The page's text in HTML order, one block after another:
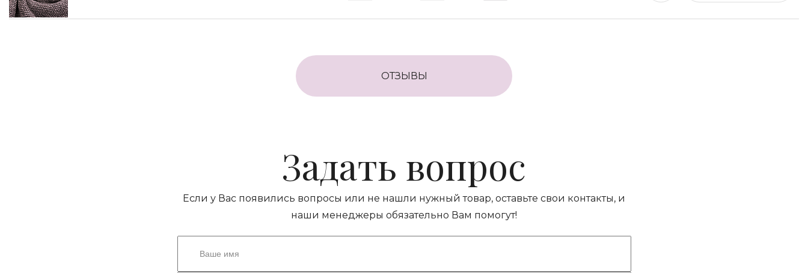
ОТЗЫВЫ
Задать вопрос
Если у Вас появились вопросы или не нашли нужный товар, оставьте свои контакты, и
наши менеджеры обязательно Вам помогут!